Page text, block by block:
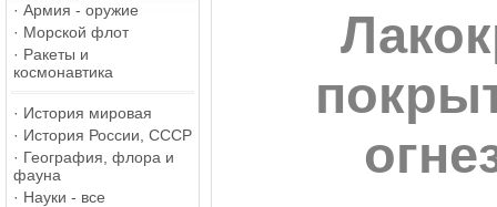
· Армия - оружие
· Морской флот
· Ракеты и
космонавтика
· История мировая
· История России, СССР
· География, флора и
фауна
· Науки - все